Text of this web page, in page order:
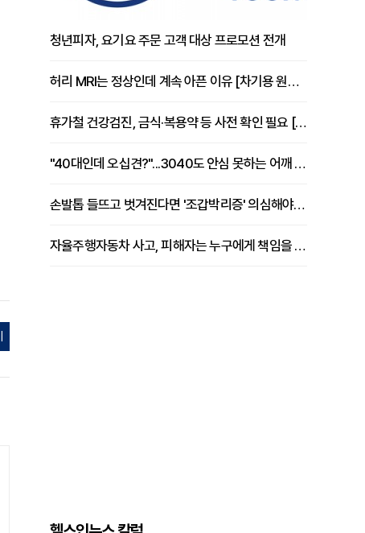
청년피자, 요기요 주문 고객 대상 프로모션 전개
허리 MRI는 정상인데 계속 아픈 이유 [차기용 원장 칼럼]
휴가철 건강검진, 금식·복용약 등 사전 확인 필요 [정도감 원장 칼럼]
"40대인데 오십견?"...3040도 안심 못하는 어깨 유착성 관절낭염
손발톱 들뜨고 벗겨진다면 '조갑박리증' 의심해야 [김철윤 원장 칼럼]
자율주행자동차 사고, 피해자는 누구에게 책임을 물을 수 있을까